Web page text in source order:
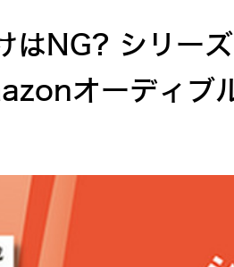
はNG? シリー
オーディブ